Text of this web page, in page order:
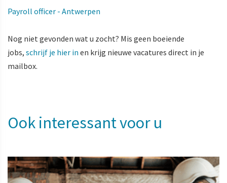
Payroll officer - Antwerpen
Nog niet gevonden wat u zocht? Mis geen boeiende
jobs, schrijf je hier in en krijg nieuwe vacatures direct in je
mailbox.
Ook interessant voor u